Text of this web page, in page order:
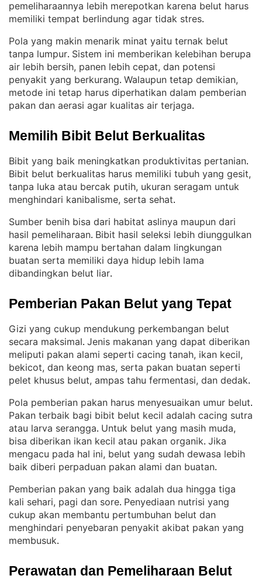
pemeliharaannya lebih merepotkan karena belut harus
memiliki tempat berlindung agar tidak stres.
Pola yang makin menarik minat yaitu ternak belut
tanpa lumpur. Sistem ini memberikan kelebihan berupa
air lebih bersih, panen lebih cepat, dan potensi
penyakit yang berkurang. Walaupun tetap demikian,
metode ini tetap harus diperhatikan dalam pemberian
pakan dan aerasi agar kualitas air terjaga.
Memilih Bibit Belut Berkualitas
Bibit yang baik meningkatkan produktivitas pertanian
Bibit belut berkualitas harus memiliki tubuh yang gesit,
tanpa luka atau bercak putih, ukuran seragam untuk
menghindari kanibalisme, serta sehat.
Sumber benih bisa dari habitat aslinya maupun dari
hasil pemeliharaan. Bibit hasil seleksi lebih diunggulkan
karena lebih mampu bertahan dalam lingkungan
buatan serta memiliki daya hidup lebih lama
dibandingkan belut liar.
Pemberian Pakan Belut yang Tepat
Gizi yang cukup mendukung perkembangan belut
secara maksimal. Jenis makanan yang dapat diberikan
meliputi pakan alami seperti cacing tanah, ikan kecil,
bekicot, dan keong mas, serta pakan buatan seperti
pelet khusus belut, ampas tahu fermentasi, dan dedak.
Pola pemberian pakan harus menyesuaikan umur belut
Pakan terbaik bagi bibit belut kecil adalah cacing sutra
atau larva serangga. Untuk belut yang masih muda,
bisa diberikan ikan kecil atau pakan organik. Jika
mengacu pada hal ini, belut yang sudah dewasa lebih
baik diberi perpaduan pakan alami dan buatan.
Pemberian pakan yang baik adalah dua hingga tiga
kali sehari, pagi dan sore. Penyediaan nutrisi yang
cukup akan membantu pertumbuhan belut dan
menghindari penyebaran penyakit akibat pakan yang
membusuk.
Perawatan dan Pemeliharaan Belut